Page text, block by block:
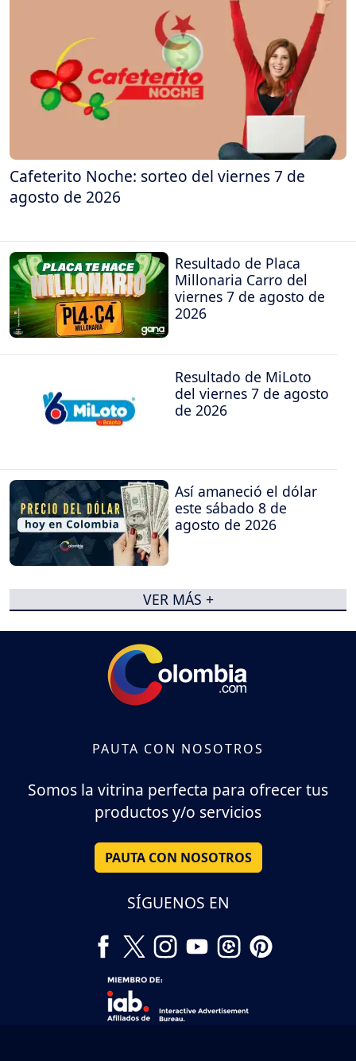
Cafeterito Noche: sorteo del viernes 7 de
agosto de 2026
Resultado de Placa
Millonaria Carro del
viernes 7 de agosto de
2026
Resultado de MiLoto
del viernes 7 de agosto
de 2026
Así amaneció el dólar
este sábado 8 de
agosto de 2026
VER MÁS +
PAUTA CON NOSOTROS
Somos la vitrina perfecta para ofrecer tus
productos y/o servicios
PAUTA CON NOSOTROS
SÍGUENOS EN